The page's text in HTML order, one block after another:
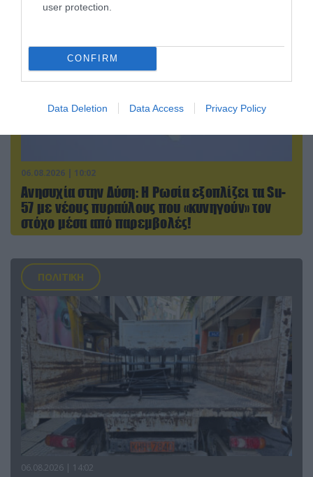
user protection.
CONFIRM
Data Deletion Data Access Privacy Policy
06.08.2026 | 10:02
Ανησυχία στην Δύση: H Ρωσία εξοπλίζει τα Su-
57 με νέους πυραύλους που «κυνηγούν» τον
στόχο μέσα από παρεμβολές!
ΠΟΛΙΤΙΚΗ
06.08.2026 | 14:02